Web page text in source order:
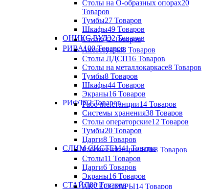
Столы на О-образных опорах20
Товаров
Тумбы27 Товаров
Шкафы49 Товаров
ОНИКС ВУД32 Товаров
Столы32 Товаров
РИВА100 Товаров
Аксессуары8 Товаров
Столы ЛДСП16 Товаров
Столы на металлокаркасе8 Товаров
Тумбы8 Товаров
Шкафы44 Товаров
Экраны16 Товаров
РИФТ92 Товаров
Рабочие станции14 Товаров
Системы хранения38 Товаров
Столы операторские12 Товаров
Тумбы20 Товаров
Царги8 Товаров
СЛИМ СИСТЕМ41 Товары
Рабочие станции F2F8 Товаров
Столы11 Товаров
Царги6 Товаров
Экраны16 Товаров
СТАЙЛ80 Товаров
АКСЕССУАРЫ14 Товаров